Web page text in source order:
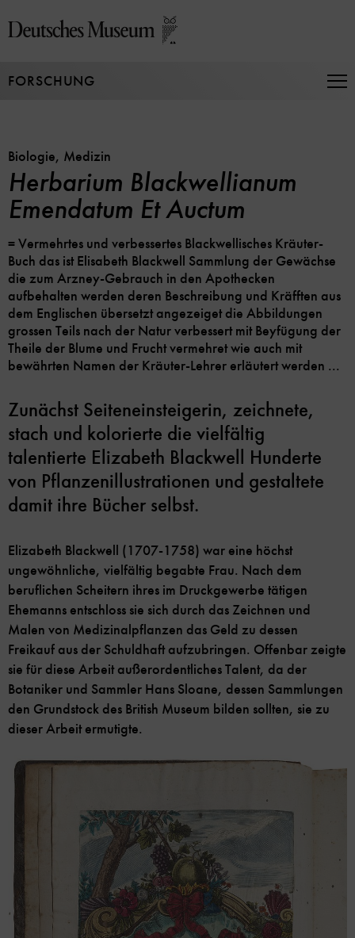
zum
FORSCHUNG
Biologie, Medizin
Herbarium Blackwellianum
Emendatum Et Auctum
= Vermehrtes und verbessertes Blackwellisches Kräuter-
Buch das ist Elisabeth Blackwell Sammlung der Gewächse
die zum Arzney-Gebrauch in den Apothecken
aufbehalten werden deren Beschreibung und Kräfften aus
dem Englischen übersetzt angezeiget die Abbildungen
grossen Teils nach der Natur verbessert mit Beyfügung der
Theile der Blume und Frucht vermehret wie auch mit
bewährten Namen der Kräuter-Lehrer erläutert werden ...
Zunächst Seiteneinsteigerin, zeichnete,
stach und kolorierte die vielfältig
talentierte Elizabeth Blackwell Hunderte
von Pflanzenillustrationen und gestaltete
damit ihre Bücher selbst.
Elizabeth Blackwell (1707-1758) war eine höchst
ungewöhnliche, vielfältig begabte Frau. Nach dem
beruflichen Scheitern ihres im Druckgewerbe tätigen
Ehemanns entschloss sie sich durch das Zeichnen und
Malen von Medizinalpflanzen das Geld zu dessen
Freikauf aus der Schuldhaft aufzubringen. Offenbar zeigte
sie für diese Arbeit außerordentliches Talent, da der
Botaniker und Sammler Hans Sloane, dessen Sammlungen
den Grundstock des British Museum bilden sollten, sie zu
dieser Arbeit ermutigte.